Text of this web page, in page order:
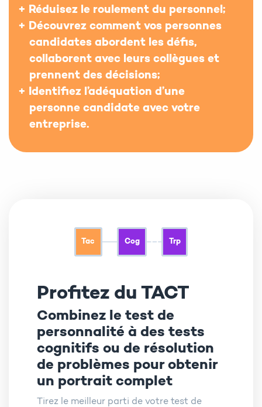
Réduisez le roulement du personnel;
Découvrez comment vos personnes
candidates abordent les défis,
collaborent avec leurs collègues et
prennent des décisions;
Identifiez l’adéquation d’une
personne candidate avec votre
entreprise.
Tac Cog Trp
Profitez du TACT
Combinez le test de
personnalité à des tests
cognitifs ou de résolution
de problèmes pour obtenir
un portrait complet
Tirez le meilleur parti de votre test de